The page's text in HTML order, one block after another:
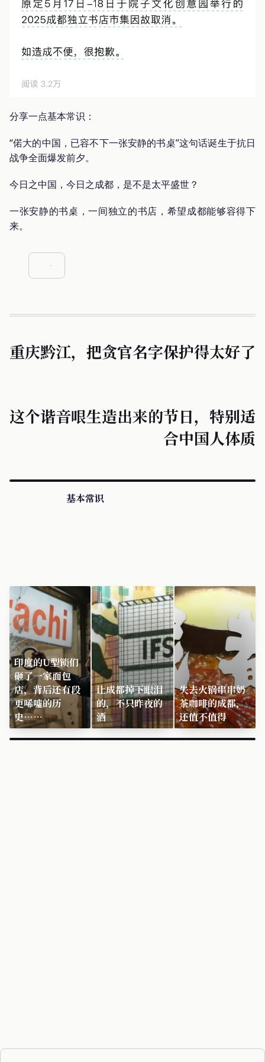
分享一点基本常识：
“偌大的中国，已容不下一张安静的书桌”这句话诞生于抗日
战争全面爆发前夕。
今日之中国，今日之成都，是不是太平盛世？
一张安静的书桌，一间独立的书店，希望成都能够容得下
来。
重庆黔江，把贪官名字保护得太好了
这个谐音哏生造出来的节日，特别适
合中国人体质
基本常识
印度的U型锁们
砸了一家面包
店，背后还有段
更唏嘘的历
史……
让成都掉下眼泪
的，不只昨夜的
酒
失去火锅串串奶
茶咖啡的成都，
还值不值得